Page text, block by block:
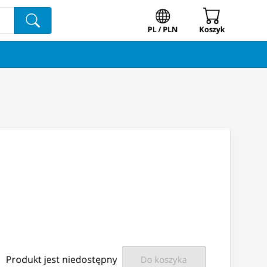
PL / PLN Koszyk
Produkt jest niedostępny Do koszyka